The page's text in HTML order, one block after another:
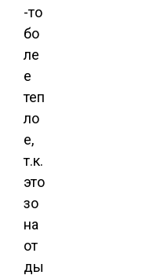
-то
бо
ле
е
теп
ло
е,
т.к.
это
зо
на
от
ды